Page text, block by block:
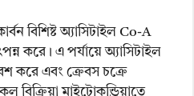
বিশিষ্ট অ্যাসিটাইল Co-A
করে। এ পর্যায়ে অ্যাসিটাইল
করে এবং ক্রেবস চক্রে
মাইটোকন্ড্রিয়াতে